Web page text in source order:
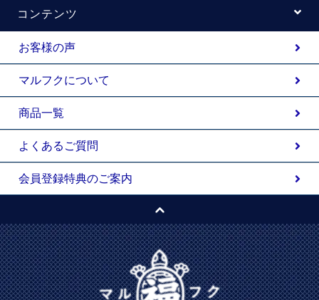
コンテンツ
お客様の声
マルフクについて
商品一覧
よくあるご質問
会員登録特典のご案内